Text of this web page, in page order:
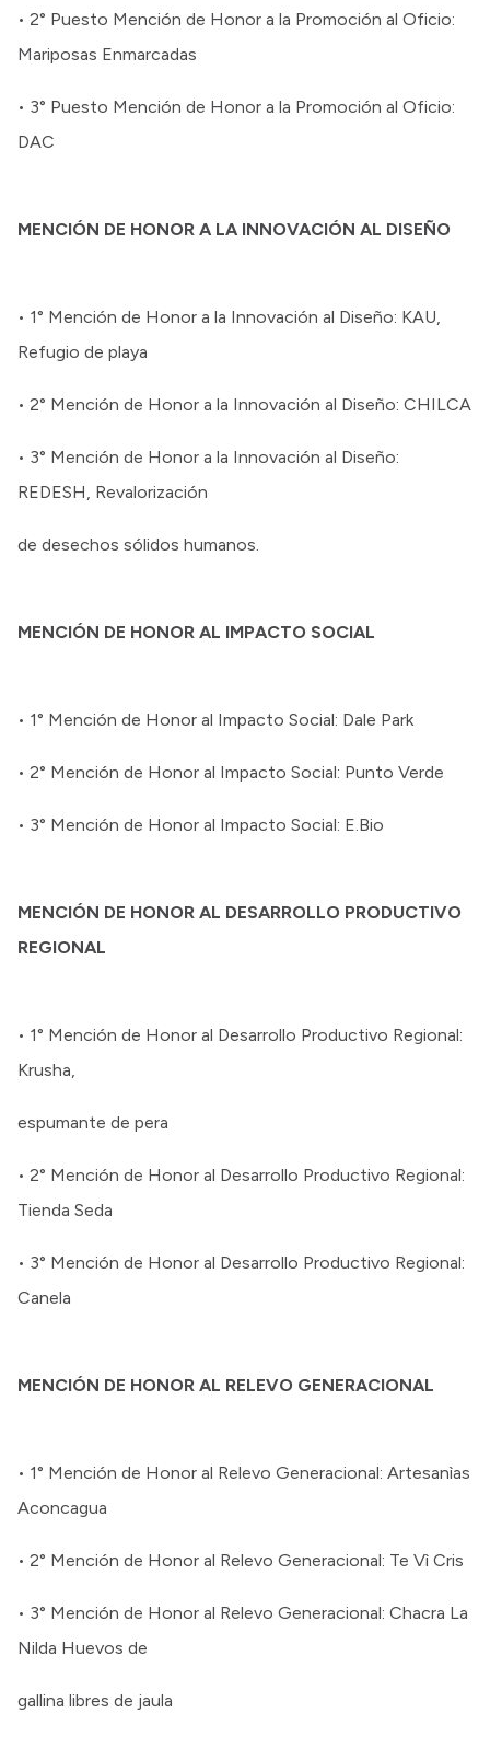
• 2° Puesto Mención de Honor a la Promoción al Oficio:
Mariposas Enmarcadas
• 3° Puesto Mención de Honor a la Promoción al Oficio:
DAC
MENCIÓN DE HONOR A LA INNOVACIÓN AL DISEÑO
• 1° Mención de Honor a la Innovación al Diseño: KAU,
Refugio de playa
• 2° Mención de Honor a la Innovación al Diseño: CHILCA
• 3° Mención de Honor a la Innovación al Diseño:
REDESH, Revalorización
de desechos sólidos humanos.
MENCIÓN DE HONOR AL IMPACTO SOCIAL
• 1° Mención de Honor al Impacto Social: Dale Park
• 2° Mención de Honor al Impacto Social: Punto Verde
• 3° Mención de Honor al Impacto Social: E.Bio
MENCIÓN DE HONOR AL DESARROLLO PRODUCTIVO
REGIONAL
• 1° Mención de Honor al Desarrollo Productivo Regional:
Krusha,
espumante de pera
• 2° Mención de Honor al Desarrollo Productivo Regional:
Tienda Seda
• 3° Mención de Honor al Desarrollo Productivo Regional:
Canela
MENCIÓN DE HONOR AL RELEVO GENERACIONAL
• 1° Mención de Honor al Relevo Generacional: Artesanìas
Aconcagua
• 2° Mención de Honor al Relevo Generacional: Te Vì Cris
• 3° Mención de Honor al Relevo Generacional: Chacra La
Nilda Huevos de
gallina libres de jaula